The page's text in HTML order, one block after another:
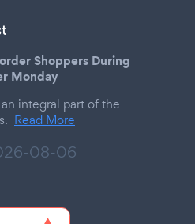
Shoppers During
Monday
integral part of the
Read More
08-06